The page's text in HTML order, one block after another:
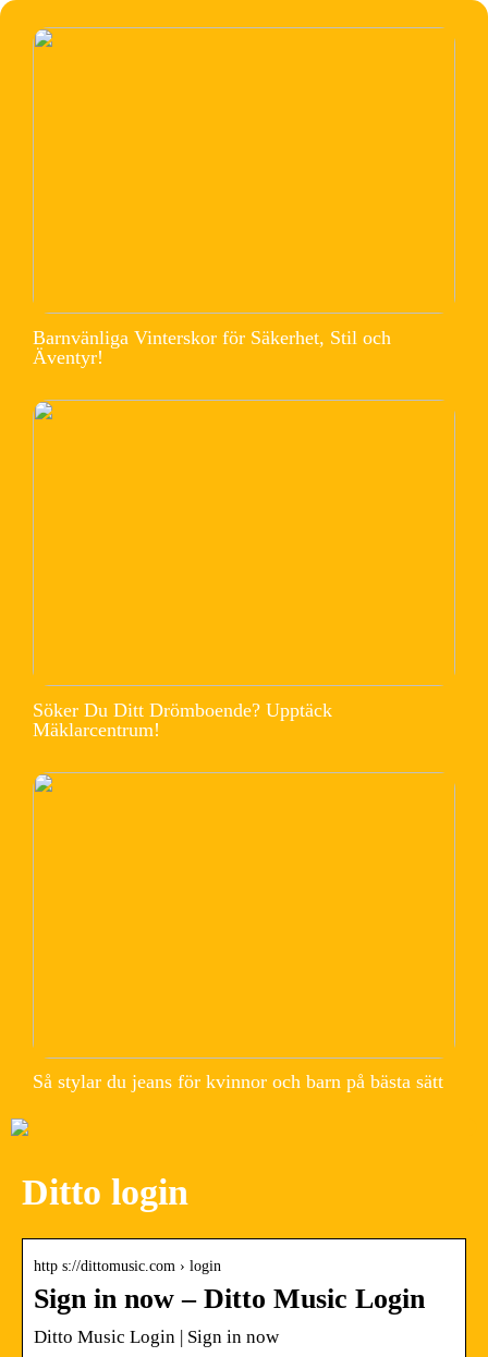
Barnvänliga Vinterskor för Säkerhet, Stil och
Äventyr!
Söker Du Ditt Drömboende? Upptäck
Mäklarcentrum!
Så stylar du jeans för kvinnor och barn på bästa sätt
Ditto login
http s://dittomusic.com › login
Sign in now – Ditto Music Login
Ditto Music Login | Sign in now